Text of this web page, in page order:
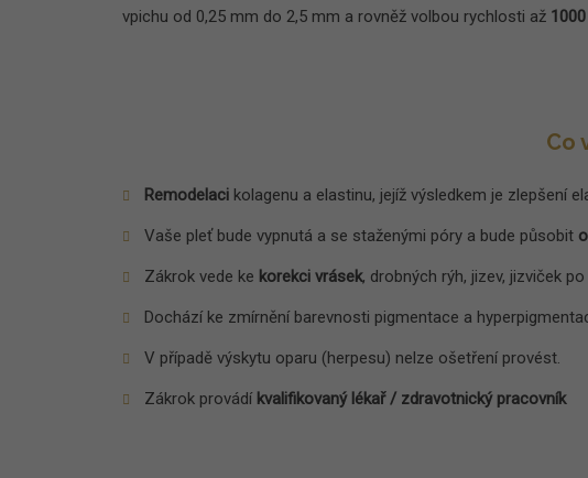
vpichu od 0,25 mm do 2,5 mm a rovněž volbou rychlosti až
Co
Remodelacikolagenu a elastinu, jejíž výsledkem je zlepšení
Vaše pleť bude vypnutá a se staženými póry a bude působit
Zákrok vede ke korekci vrásek, drobných rýh, jizev, jizviček
Dochází ke zmírnění barevnosti pigmentace a
V případě výskytu oparu (herpesu) nelze ošetření provést.
Zákrok provádí kvalifikovaný lékař / zdravotnický pracovník